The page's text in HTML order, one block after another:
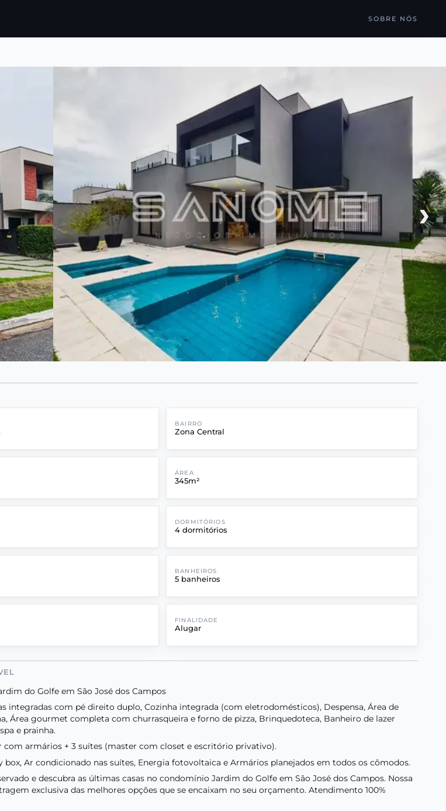
SOBRE NÓS
›
BAIRRO
Zona Central
ÁREA
345m²
DORMITÓRIOS
4 dormitórios
BANHEIROS
5 banheiros
FINALIDADE
Alugar
do Golfe em São José dos Campos
integradas com pé direito duplo, Cozinha integrada (com eletrodomésticos), Despensa, Área de
Área gourmet completa com churrasqueira e forno de pizza, Brinquedoteca, Banheiro de lazer
e prainha.
com armários + 3 suítes (master com closet e escritório privativo).
box, Ar condicionado nas suítes, Energia fotovoltaica e Armários planejados em todos os cômodos.
e descubra as últimas casas no condomínio Jardim do Golfe em São José dos Campos. Nossa
exclusiva das melhores opções que se encaixam no seu orçamento. Atendimento 100%